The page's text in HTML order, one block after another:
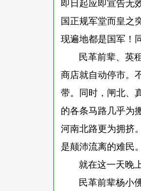
即日起应即宣告无
国正规军堂而皇之
现遍地都是国军！
民革前辈、英
商店就自动停市。
带。同时，闸北、
的各条马路几乎为
河南北路更为拥挤
是颠沛流离的难民。
就在这一天晚
民革前辈杨小